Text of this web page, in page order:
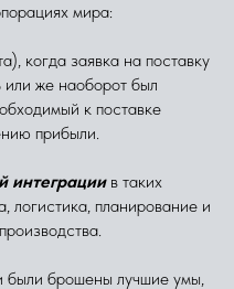
мира:
когда заявка на поставку
или же наоборот был
к поставке
прибыли.
интеграциив таких
логистика, планирование и
были брошены лучшие умы,